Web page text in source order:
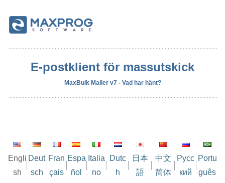
E-postklient för massutskick
MaxBulk Mailer v7 - Vad har hänt?
Engli
sh
Deut
sch
Fran
çais
Espa
ñol
Italia
no
Dutc
h
日本
語
中文
简体
Русс
кий
Portu
guês